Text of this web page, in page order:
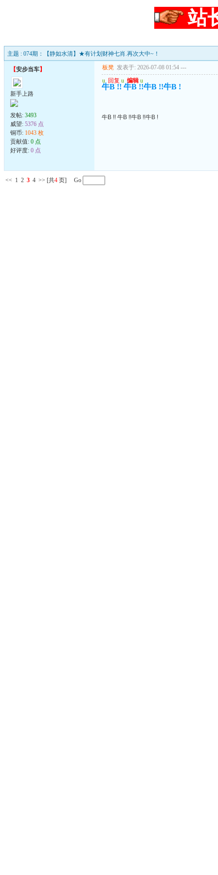
站
主题 : 074期：【静如水清】★有计划财神七肖.再次大中~！
【安步当车】
新手上路
发帖: 3493
威望: 5376 点
铜币: 1043 枚
贡献值: 0 点
好评度: 0 点
板凳 发表于: 2026-07-08 01:54 ---
u 回复 u 编辑 u
牛B !! 牛B !!牛B !!牛B !
牛B !! 牛B !!牛B !!牛B !
<< 1 2 3 4 >> [共4 页] Go